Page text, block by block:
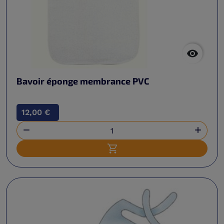

Bavoir éponge membrance PVC
12,00 €
 
Ajouter au panier